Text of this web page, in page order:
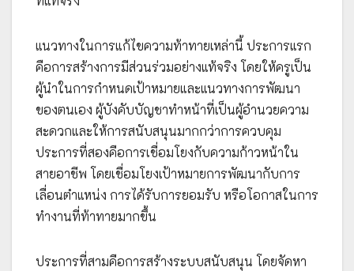
แนวทางในการแก้ไขความท้าทายเหล่านี้ ประการแรก
คือการสร้างการมีส่วนร่วมอย่างแท้จริง โดยให้ครูเป็น
ผู้นำในการกำหนดเป้าหมายและแนวทางการพัฒนา
ของตนเอง ผู้บังคับบัญชาทำหน้าที่เป็นผู้อำนวยความ
สะดวกและให้การสนับสนุนมากกว่าการควบคุม
ประการที่สองคือการเชื่อมโยงกับความก้าวหน้าใน
สายอาชีพ โดยเชื่อมโยงเป้าหมายการพัฒนากับการ
เลื่อนตำแหน่ง การได้รับการยอมรับ หรือโอกาสในการ
ทำงานที่ท้าทายมากขึ้น
ประการที่สามคือการสร้างระบบสนับสนุน โดยจัดหา